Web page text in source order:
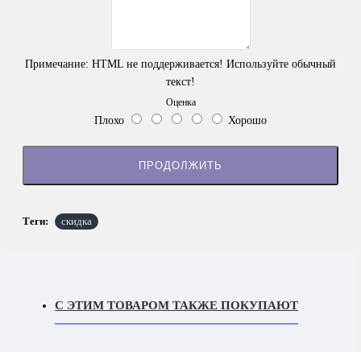
Примечание: HTML не поддерживается! Используйте обычный
текст!
Оценка
Плохо Хорошо
ПРОДОЛЖИТЬ
Теги: скидка
С ЭТИМ ТОВАРОМ ТАКЖЕ ПОКУПАЮТ